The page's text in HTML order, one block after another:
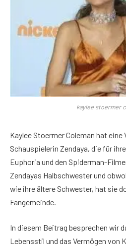
kaylee stoermer
Kaylee Stoermer Coleman hat eine
Schauspielerin Zendaya, die für
Euphoria und den Spiderman-
Zendayas Halbschwester und
wie ihre ältere Schwester, hat sie
Fangemeinde.
In diesem Beitrag besprechen wir
Lebensstil und das Vermögen von